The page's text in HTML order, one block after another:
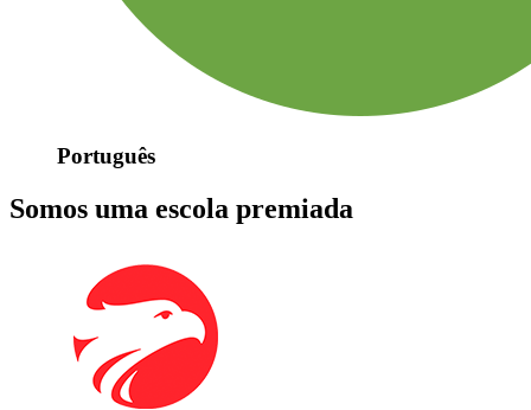
Português
Somos uma escola premiada